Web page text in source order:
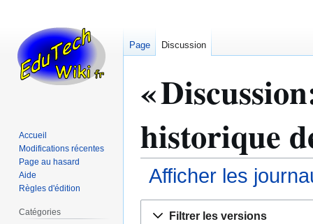
«
historique
Afficher les
Filtrer les versions
Page Discussion
Accueil
Modifications récentes
Page au hasard
Aide
Règles d'édition
Catégories